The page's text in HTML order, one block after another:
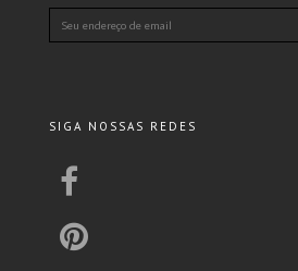
SIGA NOSSAS REDES